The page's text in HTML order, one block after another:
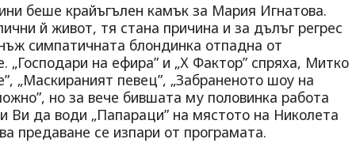
беше крайъгълен камък за Мария Игнатова.
й живот, тя стана причина и за дълъг регрес
симпатичната блондинка отпадна от
„Господари на ефира” и „Х Фактор” спряха, Митко
„Маскираният певец”, „Забраненото шоу на
но за вече бившата му половинка работа
Ви да води „Папараци” на мястото на Николета
предаване се изпари от програмата.